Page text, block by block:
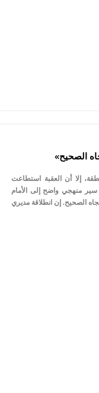
الصحيح
إلا أن العقبة استطاعت
سير منهجي واضح إلى الأمام